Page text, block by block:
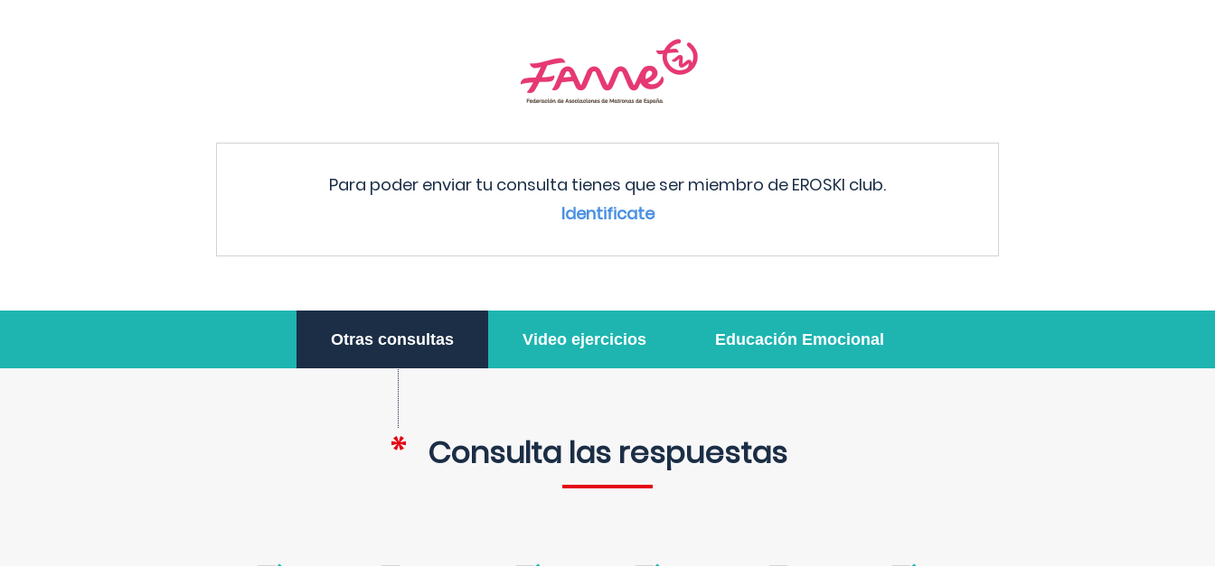
Para poder enviar tu consulta tienes que ser miembro de EROSKI club.
Identificate
Otras consultas Video ejercicios Educación Emocional
Consulta las respuestas